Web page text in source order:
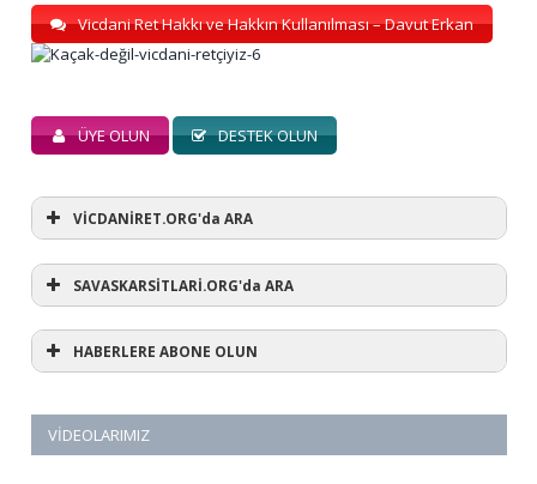
Vicdani Ret Hakkı ve Hakkın Kullanılması – Davut Erkan
ÜYE OLUN DESTEK OLUN
VİCDANİRET.ORG'da ARA
SAVASKARSİTLARİ.ORG'da ARA
HABERLERE ABONE OLUN
VIDEOLARIMIZ